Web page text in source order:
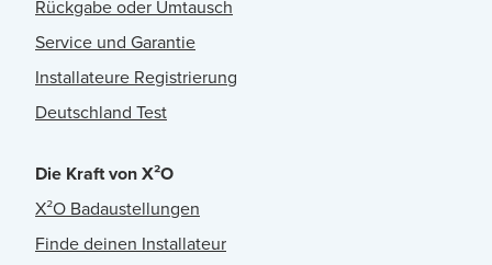
Rückgabe oder Umtausch
Service und Garantie
Installateure Registrierung
Deutschland Test
Die Kraft von X²O
X²O Badaustellungen
Finde deinen Installateur